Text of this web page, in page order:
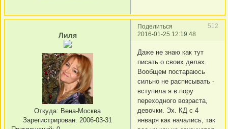
Поделиться
512
2016-01-25 12:19:48
Лиля
Откуда: Вена-Москва
Зарегистрирован: 2006-03-31
Даже не знаю как тут
писать о своих делах.
Вообщем постараюсь
сильно не расписывать -
вступила я в пору
переходного возраста,
девочки. Эх. КД с 4
января как начались, так